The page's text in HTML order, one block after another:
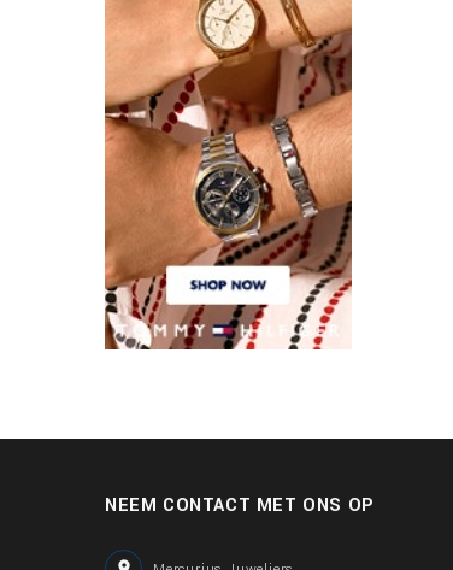
NEEM CONTACT MET ONS OP